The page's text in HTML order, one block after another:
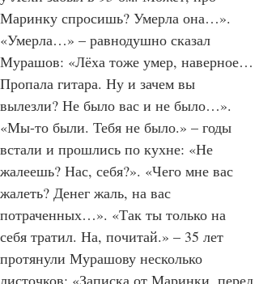
у Лёхи забыл в 95-ом. Может, про
Маринку спросишь? Умерла она…».
«Умерла…» – равнодушно сказал
Мурашов: «Лёха тоже умер, наверное…
Пропала гитара. Ну и зачем вы
вылезли? Не было вас и не было…».
«Мы-то были. Тебя не было.» – годы
встали и прошлись по кухне: «Не
жалеешь? Нас, себя?». «Чего мне вас
жалеть? Денег жаль, на вас
потраченных…». «Так ты только на
себя тратил. На, почитай.» – 35 лет
протянули Мурашову несколько